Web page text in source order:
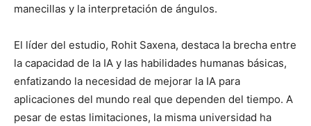
manecillas y la interpretación de ángulos.
El líder del estudio, Rohit Saxena, destaca la brecha entre
la capacidad de la IA y las habilidades humanas básicas,
enfatizando la necesidad de mejorar la IA para
aplicaciones del mundo real que dependen del tiempo. A
pesar de estas limitaciones, la misma universidad ha